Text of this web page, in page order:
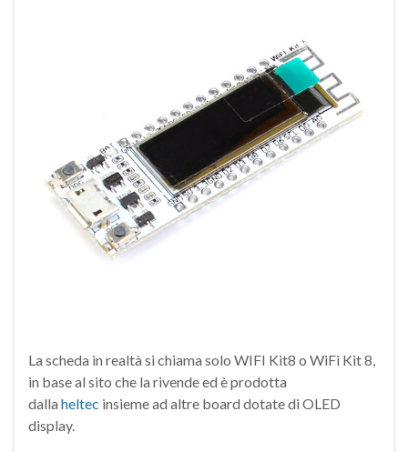
La scheda in realtà si chiama solo WIFI Kit8 o WiFi Kit 8,
in base al sito che la rivende ed è prodotta
dalla heltec insieme ad altre board dotate di OLED
display.